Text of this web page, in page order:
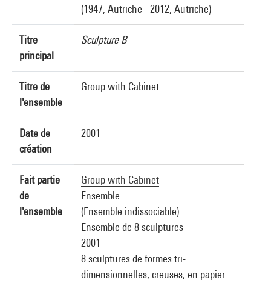
(1947, Autriche - 2012, Autriche)
Titre
principal
Sculpture B
Titre de
l'ensemble
Group with Cabinet
Date de
création
2001
Fait partie
de
l'ensemble
Group with Cabinet
Ensemble
(Ensemble indissociable)
Ensemble de 8 sculptures
2001
8 sculptures de formes tri-
dimensionnelles, creuses, en papier